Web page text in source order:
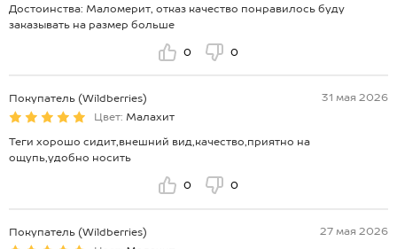
Достоинства: Маломерит, отказ качество понравилось буду
заказывать на размер больше
0 0
Покупатель (Wildberries)
31 мая 2026
Цвет: Малахит
Теги хорошо сидит,внешний вид,качество,приятно на
ощупь,удобно носить
0 0
Покупатель (Wildberries)
27 мая 2026